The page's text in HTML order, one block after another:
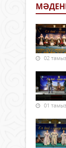
02
01